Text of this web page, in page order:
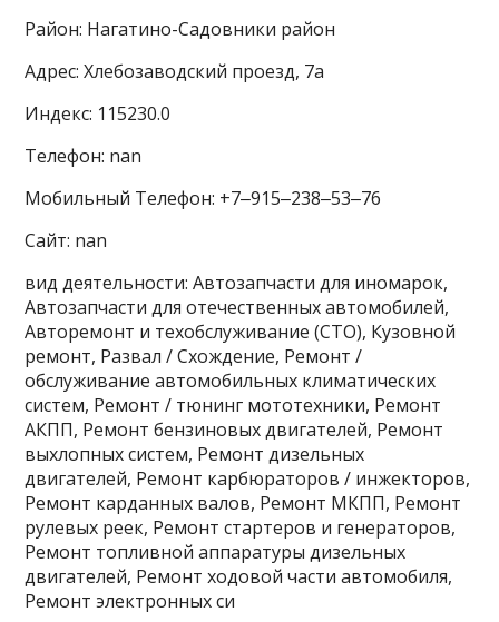
Район: Нагатино-Садовники район
Адрес: Хлебозаводский проезд, 7а
Индекс: 115230.0
Телефон: nan
Мобильный Телефон: +7‒915‒238‒53‒76
Сайт: nan
вид деятельности: Автозапчасти для иномарок,
Автозапчасти для отечественных автомобилей,
Авторемонт и техобслуживание (СТО), Кузовной
ремонт, Развал / Схождение, Ремонт /
обслуживание автомобильных климатических
систем, Ремонт / тюнинг мототехники, Ремонт
АКПП, Ремонт бензиновых двигателей, Ремонт
выхлопных систем, Ремонт дизельных
двигателей, Ремонт карбюраторов / инжекторов,
Ремонт карданных валов, Ремонт МКПП, Ремонт
рулевых реек, Ремонт стартеров и генераторов,
Ремонт топливной аппаратуры дизельных
двигателей, Ремонт ходовой части автомобиля,
Ремонт электронных си